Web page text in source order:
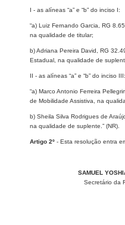
I - as alíneas “a” e “b” do inciso I:
“a) Luiz Fernando Garcia, RG
na qualidade de titular;
b) Adriana Pereira David, RG
Estadual, na qualidade de
II - as alíneas “a” e “b” do inciso III:
“a) Marco Antonio Ferreira
de Mobilidade Assistiva, na
b) Sheila Silva Rodrigues de
na qualidade de suplente.” (NR).
Artigo 2º - Esta resolução entra
SAMUEL
Secretário da